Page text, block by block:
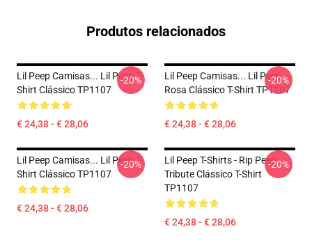
Produtos relacionados
Lil Peep Camisas... Lil Peep T-
Shirt Clássico TP1107
€ 24,38 - € 28,06
-20%
Lil Peep Camisas... Lil Peep
Rosa Clássico T-Shirt TP1107
€ 24,38 - € 28,06
-20%
Lil Peep Camisas... Lil Peep T-
Shirt Clássico TP1107
€ 24,38 - € 28,06
-20%
Lil Peep T-Shirts - Rip Peep
Tribute Clássico T-Shirt
TP1107
€ 24,38 - € 28,06
-20%